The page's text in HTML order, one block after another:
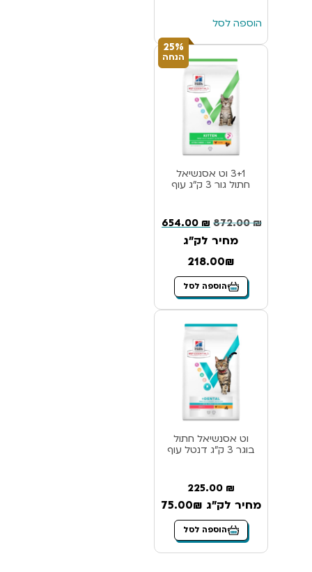
הוספה לסל
25%
הנחה
3+1 וט אסנשיאל
חתול גור 3 ק”ג עוף
872.00₪
654.00 ₪
מחיר לק"ג
218.00₪
הוספה לסל
וט אסנשיאל חתול
בוגר 3 ק”ג דנטל עוף
225.00 ₪
מחיר לק"ג 75.00₪
הוספה לסל